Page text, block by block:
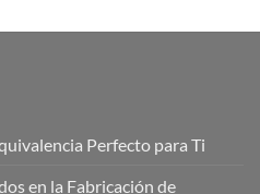
Perfecto para Ti
en la Fabricación de